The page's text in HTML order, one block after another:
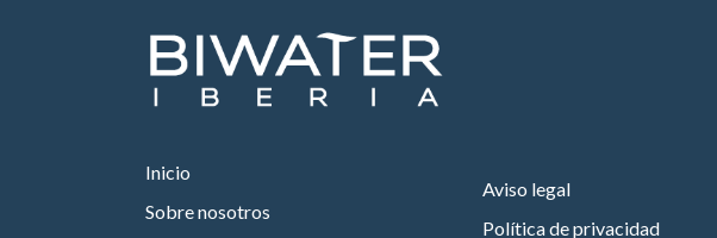
Inicio
Sobre nosotros
Aviso legal
Política de privacidad